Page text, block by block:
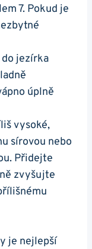
7. Pokud ‌je
jezírka​
úplně
vysoké,
sírovou nebo
Přidejte
zvyšujte⁣
je⁣ nejlepší